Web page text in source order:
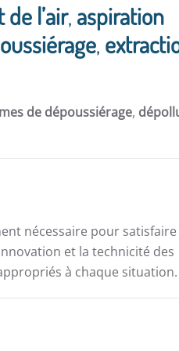
l’air, aspiration
,
de dépoussiérage,
nécessaire pour
et la technicité des
à chaque situation.